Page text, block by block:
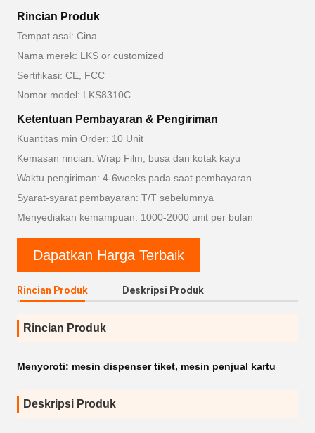
Rincian Produk
Tempat asal: Cina
Nama merek: LKS or customized
Sertifikasi: CE, FCC
Nomor model: LKS8310C
Ketentuan Pembayaran & Pengiriman
Kuantitas min Order: 10 Unit
Kemasan rincian: Wrap Film, busa dan kotak kayu
Waktu pengiriman: 4-6weeks pada saat pembayaran
Syarat-syarat pembayaran: T/T sebelumnya
Menyediakan kemampuan: 1000-2000 unit per bulan
Dapatkan Harga Terbaik
Rincian Produk Deskripsi Produk
Rincian Produk
Menyoroti: mesin dispenser tiket, mesin penjual kartu
Deskripsi Produk